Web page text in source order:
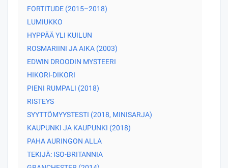
FORTITUDE (2015–2018)
LUMIUKKO
HYPPÄÄ YLI KUILUN
ROSMARIINI JA AIKA (2003)
EDWIN DROODIN MYSTEERI
HIKORI-DIKORI
PIENI RUMPALI (2018)
RISTEYS
SYYTTÖMYYSTESTI (2018, MINISARJA)
KAUPUNKI JA KAUPUNKI (2018)
PAHA AURINGON ALLA
TEKIJÄ: ISO-BRITANNIA